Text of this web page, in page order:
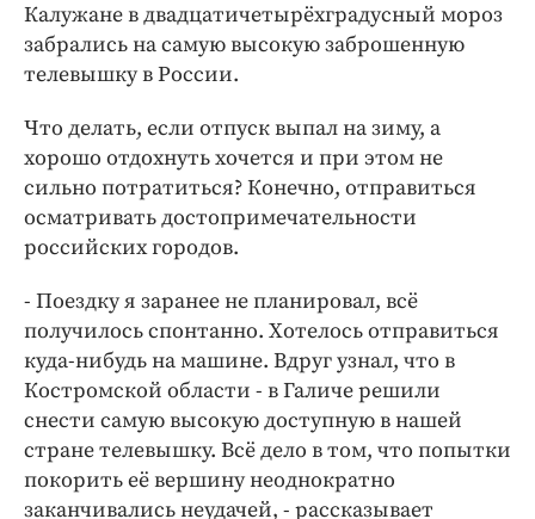
Калужане в двадцатичетырёхградусный мороз
забрались на самую высокую заброшенную
телевышку в России.
Что делать, если отпуск выпал на зиму, а
хорошо отдохнуть хочется и при этом не
сильно потратиться? Конечно, отправиться
осматривать достопримечательности
российских городов.
- Поездку я заранее не планировал, всё
получилось спонтанно. Хотелось отправиться
куда-нибудь на машине. Вдруг узнал, что в
Костромской области - в Галиче решили
снести самую высокую доступную в нашей
стране телевышку. Всё дело в том, что попытки
покорить её вершину неоднократно
заканчивались неудачей, - рассказывает